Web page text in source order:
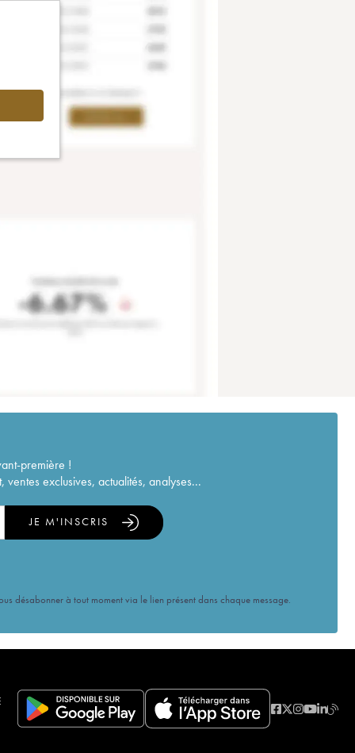
première !
exclusives, actualités, analyses...
JE M'INSCRIS
désabonner à tout moment via le lien présent dans chaque message.